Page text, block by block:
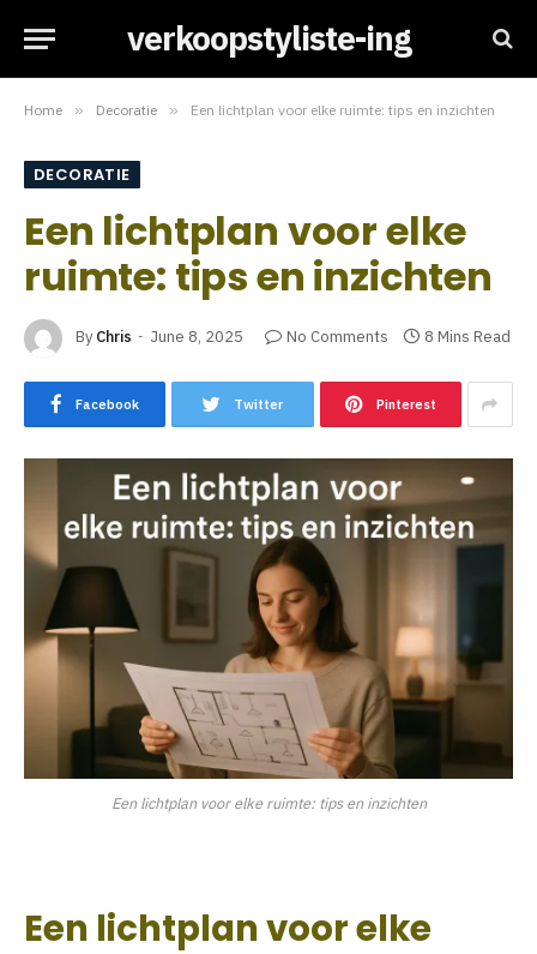
verkoopstyliste-ing
Home » Decoratie » Een lichtplan voor elke ruimte: tips en inzichten
DECORATIE
Een lichtplan voor elke
ruimte: tips en inzichten
By Chris June 8, 2025 No Comments 8 Mins Read
Facebook Twitter Pinterest
Een lichtplan voor elke ruimte: tips en inzichten
Een lichtplan voor elke